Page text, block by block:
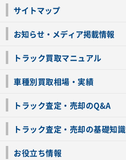
サイトマップ
お知らせ・メディア掲載情報
トラック買取マニュアル
車種別買取相場・実績
トラック査定・売却のQ&A
トラック査定・売却の基礎知識
お役立ち情報